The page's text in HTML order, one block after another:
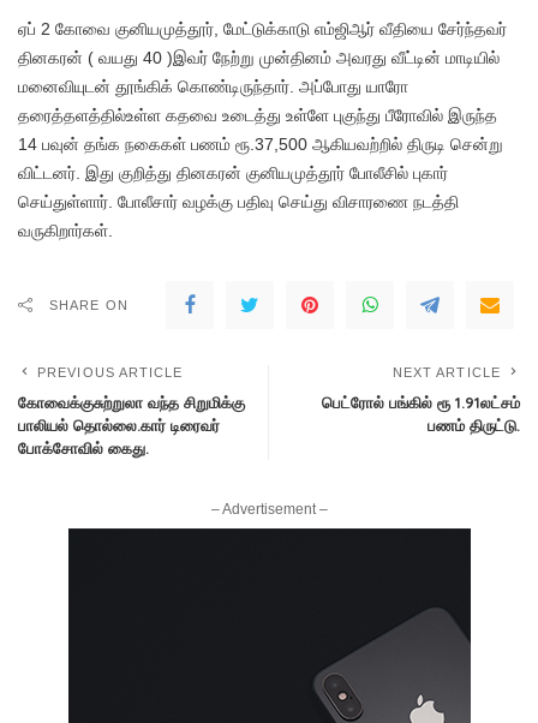
ஏப் 2 கோவை குனியமுத்தூர், மேட்டுக்காடு எம்ஜிஆர் வீதியை சேர்ந்தவர்
தினகரன் ( வயது 40 )இவர் நேற்று முன்தினம் அவரது வீட்டின் மாடியில்
மனைவியுடன் தூங்கிக் கொண்டிருந்தார். அப்போது யாரோ
தரைத்தளத்தில்உள்ள கதவை உடைத்து உள்ளே புகுந்து பீரோவில் இருந்த
14 பவுன் தங்க நகைகள் பணம் ரூ.37,500 ஆகியவற்றில் திருடி சென்று
விட்டனர். இது குறித்து தினகரன் குனியமுத்தூர் போலீசில் புகார்
செய்துள்ளார். போலீசார் வழக்கு பதிவு செய்து விசாரணை நடத்தி
வருகிறார்கள்.
SHARE ON
PREVIOUS ARTICLE
கோவைக்குசுற்றுலா வந்த சிறுமிக்கு
பாலியல் தொல்லை.கார் டிரைவர்
போக்சோவில் கைது.
NEXT ARTICLE
பெட்ரோல் பங்கில் ரூ 1.91லட்சம்
பணம் திருட்டு.
– Advertisement –